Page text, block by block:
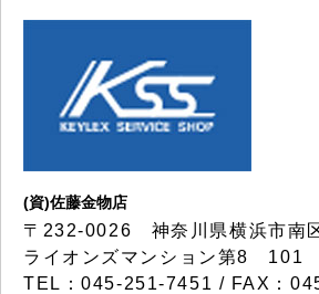
(資)佐藤金物店
〒232-0026 神奈川県横浜市南
ライオンズマンション第8 101
TEL：045-251-7451 / FAX：